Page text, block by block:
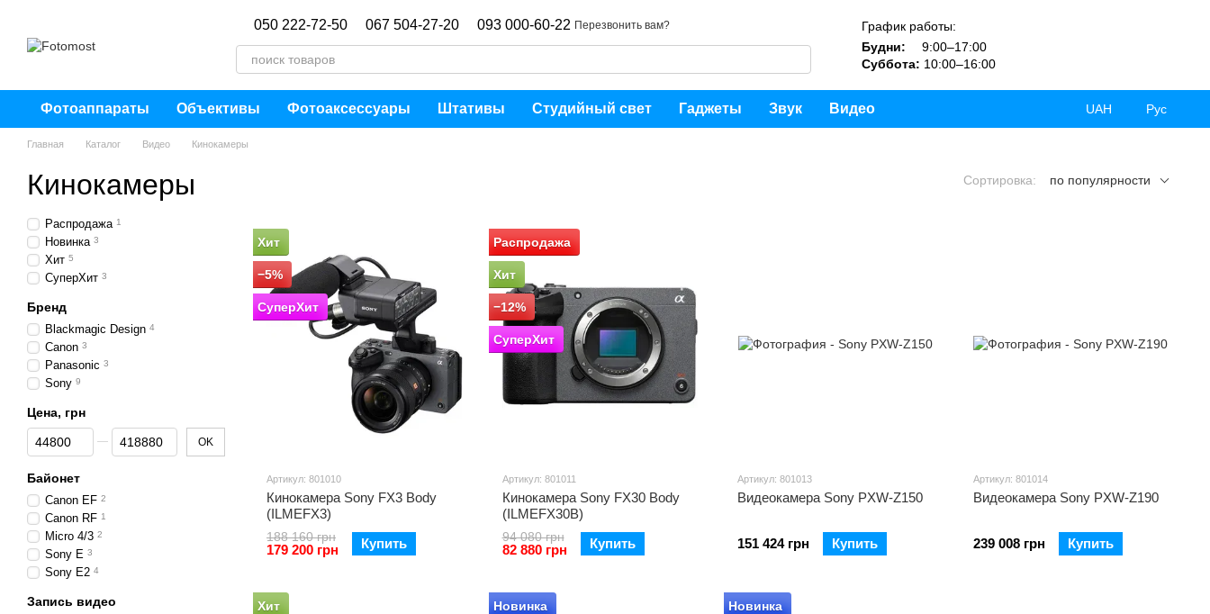
050 222-72-50 067 504-27-20 093 000-60-22 Перезвонить вам?
График работы:
Будни:
9:00–17:00
Суббота: 10:00–16:00
Фотоаппараты Объективы Фотоаксессуары Штативы Студийный свет Гаджеты Звук Видео UAH Рус
Главная Каталог Видео Кинокамеры
Кинокамеры Сортировка: по популярности
Хит
−5%
СуперХит
Артикул: 801010
Кинокамера Sony FX3 Body
(ILMEFX3)
188 160 грн
179 200 грн Купить
Распродажа
Хит
−12%
СуперХит
Артикул: 801011
Кинокамера Sony FX30 Body
(ILMEFX30B)
94 080 грн
82 880 грн Купить
Артикул: 801013
Видеокамера Sony PXW-Z150
151 424 грн Купить
Артикул: 801014
Видеокамера Sony PXW-Z190
239 008 грн Купить
Хит Новинка Новинка
Распродажа 1
Новинка 3
Хит 5
СуперХит 3
Бренд
Blackmagic Design 4
Canon 3
Panasonic 3
Sony 9
Цена, грн
От Цена, грн
До Цена, грн OK
Байонет
Canon EF 2
Canon RF 1
Micro 4/3 2
Sony E 3
Sony E2 4
Запись видео